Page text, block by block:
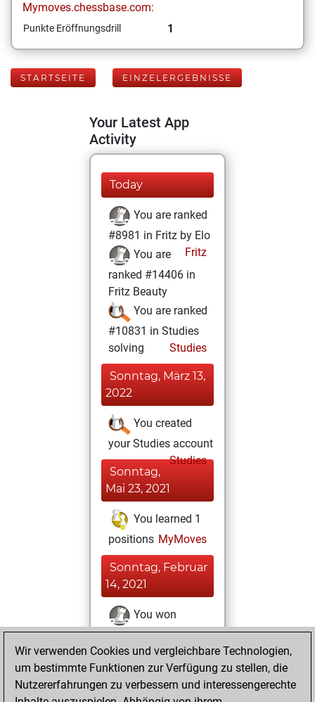
Mymoves.chessbase.com:
Punkte Eröffnungsdrill 1
STARTSEITE EINZELERGEBNISSE
Your Latest App
Activity
Today
You are ranked
#8981 in Fritz by Elo
Fritz
You are
ranked #14406 in
Fritz Beauty
You are ranked
#10831 in Studies
solving
Studies
Sonntag, März 13,
2022
You created
your Studies account
Studies
Sonntag,
Mai 23, 2021
You learned 1
positions MyMoves
Sonntag, Februar
14, 2021
You won
against Fritz
Fritz
You achieved a
BeautyScore of 10
Wir verwenden Cookies und vergleichbare Technologien,
um bestimmte Funktionen zur Verfügung zu stellen, die
Nutzererfahrungen zu verbessern und interessengerechte